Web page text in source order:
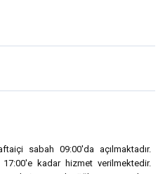
sabah 09:00'da açılmaktadır.
kadar hizmet verilmektedir.